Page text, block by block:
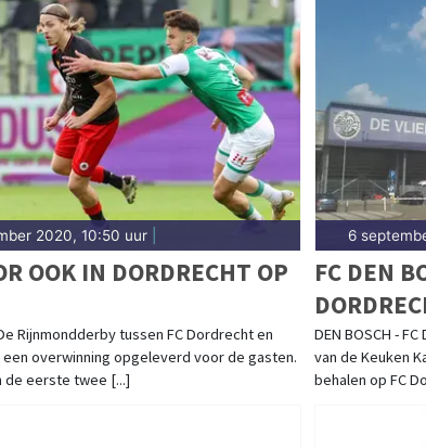
2020, 10:50 uur
OOK IN DORDRECHT OP
Rijnmondderby tussen FC Dordrecht en
overwinning opgeleverd voor de gasten.
de eerste twee [...]
6
FC DEN
DEN BOSCH -
van de Keuken
behalen op FC